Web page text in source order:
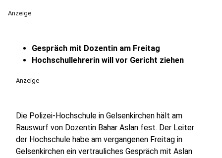
Anzeige
Gespräch mit Dozentin am Freitag
Hochschullehrerin will vor Gericht ziehen
Anzeige
Die Polizei-Hochschule in Gelsenkirchen hält am
Rauswurf von Dozentin Bahar Aslan fest. Der Leiter
der Hochschule habe am vergangenen Freitag in
Gelsenkirchen ein vertrauliches Gespräch mit Aslan